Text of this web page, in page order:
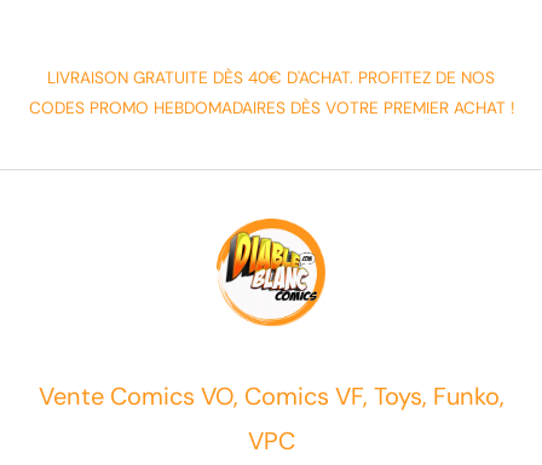
LIVRAISON GRATUITE DÈS 40€ D'ACHAT. PROFITEZ DE NOS
CODES PROMO HEBDOMADAIRES DÈS VOTRE PREMIER ACHAT !
Vente Comics VO, Comics VF, Toys, Funko,
VPC